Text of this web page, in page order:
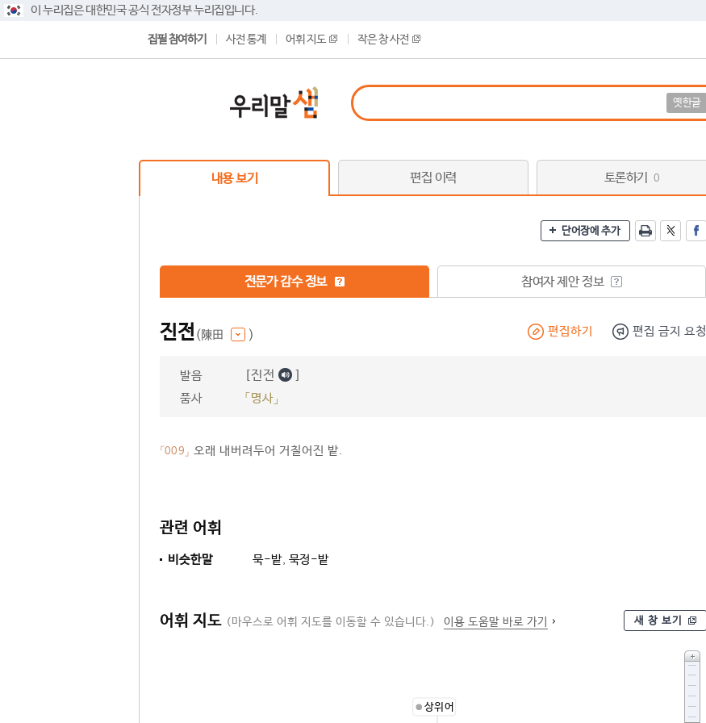
이 누리집은 대한민국 공식 전자정부 누리집입니다.
집필 참여하기 사전 통계 어휘 지도 작은 창 사전
옛한글
내용 보기 편집 이력 토론하기 0
단어장에 추가
전문가 감수 정보 참여자 제안 정보
진전(陳田 ) 편집하기 편집 금지 요청
발음 [진전 ]
품사 「명사」
「009」 오래 내버려두어 거칠어진 밭.
관련 어휘
비슷한말 묵-밭, 묵정-밭
어휘 지도 (마우스로 어휘 지도를 이동할 수 있습니다.) 이용 도움말 바로 가기 새 창 보기
상위어